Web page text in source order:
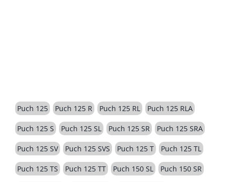
Puch 125 Puch 125 R Puch 125 RL Puch 125 RLA
Puch 125 S Puch 125 SL Puch 125 SR Puch 125 SRA
Puch 125 SV Puch 125 SVS Puch 125 T Puch 125 TL
Puch 125 TS Puch 125 TT Puch 150 SL Puch 150 SR